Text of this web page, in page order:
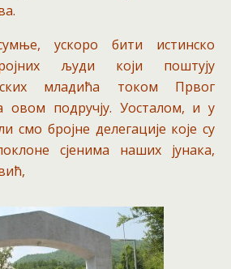
ускоро бити истинско
људи који поштују
младића током Првог
овом подручју. Уосталом, и у
смо бројне делегације које су
сјенима наших јунака,